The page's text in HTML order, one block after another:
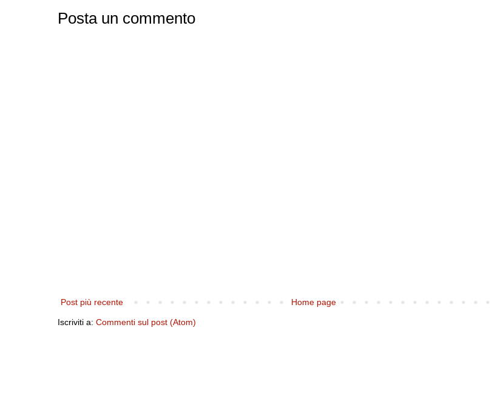
Posta un commento
Post più recente Home page
Iscriviti a: Commenti sul post (Atom)